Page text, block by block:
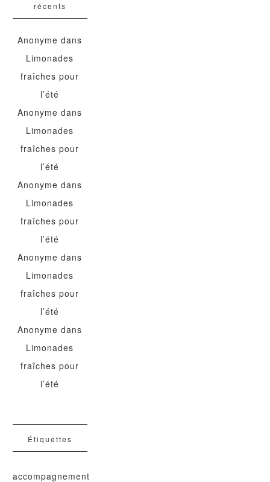
récents
Anonyme dans
Limonades
fraîches pour
l’été
Anonyme dans
Limonades
fraîches pour
l’été
Anonyme dans
Limonades
fraîches pour
l’été
Anonyme dans
Limonades
fraîches pour
l’été
Anonyme dans
Limonades
fraîches pour
l’été
Étiquettes
accompagnement